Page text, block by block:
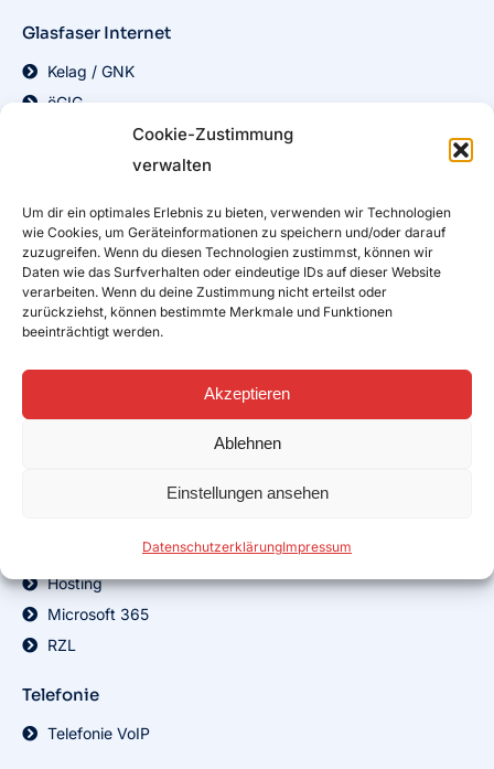
Cookie-Zustimmung
verwalten
Um dir ein optimales Erlebnis zu bieten, verwenden wir Technologien
wie Cookies, um Geräteinformationen zu speichern und/oder darauf
zuzugreifen. Wenn du diesen Technologien zustimmst, können wir
Daten wie das Surfverhalten oder eindeutige IDs auf dieser Website
verarbeiten. Wenn du deine Zustimmung nicht erteilst oder
zurückziehst, können bestimmte Merkmale und Funktionen
beeinträchtigt werden.
Akzeptieren
Ablehnen
Einstellungen ansehen
DatenschutzerklärungImpressum
Glasfaser Internet
Kelag / GNK
öGIG
FiberEins / FTTH
Burgenland Energie
Stadtwerke Klagenfurt
Poggersdorf
DSL Internet
Hosting
Microsoft 365
RZL
Telefonie
Telefonie VoIP